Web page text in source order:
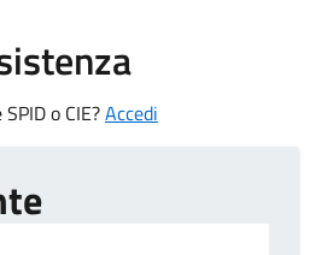
o CIE?Accedi